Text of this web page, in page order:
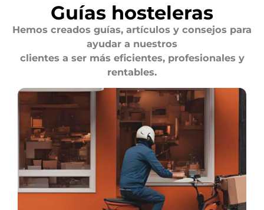
Guías hosteleras
Hemos creados guías, artículos y consejos para
ayudar a nuestros
clientes a ser más eficientes, profesionales y
rentables.